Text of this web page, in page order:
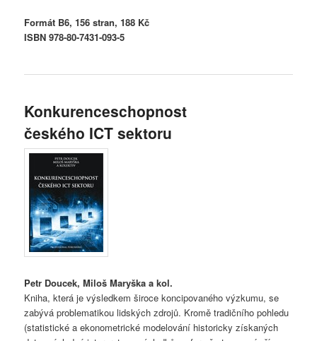
Formát B6, 156 stran, 188 Kč
ISBN 978-80-7431-093-5
Konkurenceschopnost
českého ICT sektoru
Petr Doucek, Miloš Maryška a kol.
Kniha, která je výsledkem široce koncipovaného výzkumu, se
zabývá problematikou lidských zdrojů. Kromě tradičního pohledu
(statistické a ekonometrické modelování historicky získaných